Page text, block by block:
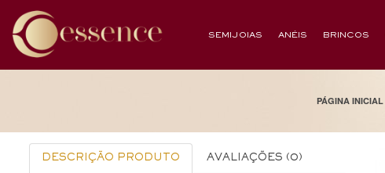
SEMIJOIAS ANÉIS BRINCOS
PÁGINA INICIAL
DESCRIÇÃO PRODUTO AVALIAÇÕES (0)